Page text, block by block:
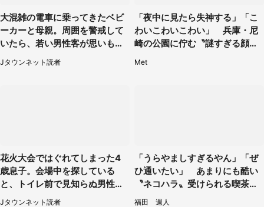
大混雑の電車に乗ってきたベビ
ーカーと母親。周囲を警戒して
いたら、若い男性客が思いもよ
らぬ行動に（東京都・50代女
性）
Jタウンネット読者
「夜中に見たら失神する」「こ
わいこわいこわい」 兵庫・尼
崎の公園に佇む〝謎すぎる顔〟
Met
花火大会ではぐれてしまった4
歳息子。会場中を探している
と、トイレ前で見知らぬ男性に
（東京都・女性）
Jタウンネット読者
「うらやましすぎるやん」「ぜ
ひ通いたい」 あまりにも酷い
〝ネコハラ〟受けられる喫茶店
に5.3万人驚がく
福田 週人